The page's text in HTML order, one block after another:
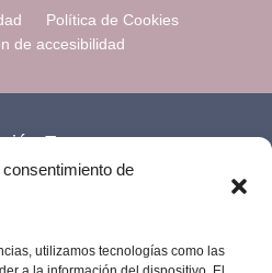
de
utilizamos tecnologías como las
Política de Cookies
de accesibilidad
Europea –